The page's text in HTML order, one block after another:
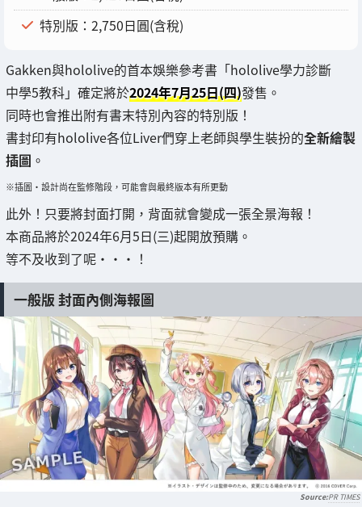
特別版：2,750日圓(含稅)
Gakken與hololive的首本娛樂參考書「hololive學力診斷
中學5教科」確定將於2024年7月25日(四)發售。
同時也會推出附有書末特別內容的特別版！
書封印有hololive各位Liver們穿上老師與學生裝扮的全新繪製
插圖 。
※插圖・設計尚在監修階段，可能會與最終版本有所更動
此外！只要將封面打開，背面就會變成一張全景海報！
本商品將於2024年6月5日(三)起開放預購。
等不及收到了呢・・・！
一般版 封面內側海報圖
PR TIMES